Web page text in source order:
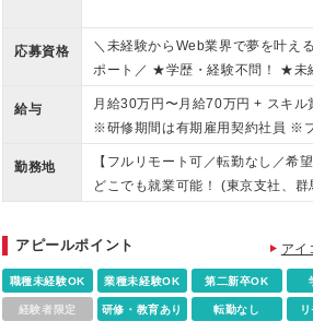
応募資格
＼未経験からWeb業界で夢を叶え
ポート／ ★学歴・経験不問！ ★未
ール卒業生・第二新卒歓迎！ ★社
ら役職も可能！ 『PCに触ったこ
も安心してご応募ください！ IT人
境が整っています！ ★経験者も、
プロジェクト、給与面は応相談）
い方 ・英語を使い、グローバルに
・自分をレベルアップさせたい
ならではの魅力》 ＃未経験大歓
給与
月給30万円〜月給70万円 + スキ
※研修期間は有期雇用契約社員 ※
※上記には(固定残業代¥44,369/
ては(固定残業代¥36,801/24時間)
ります。 東京エリア:月給21.3万
★／ 月給35万円~月給70万円 + ス
ィブ ※想定年収:500万円〜 ※経験
勤務地
【フルリモート可／転勤なし／希
どこでも就業可能！ (東京支社、
兵庫支店、広島支店、愛媛支店、
拠点近郊のプロジェクト先) ★リモ
クトによる） ※一部フルリモー
アピールポイント アイ
職種未経験OK 業種未経験OK 第二新卒OK
経験者限定 研修・教育あり 転勤なし